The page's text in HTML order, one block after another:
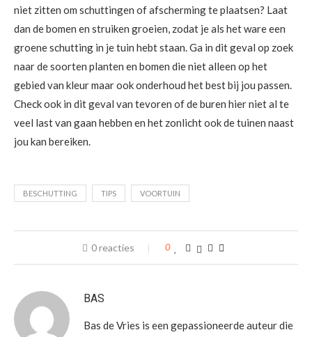
niet zitten om schuttingen of afscherming te plaatsen? Laat
dan de bomen en struiken groeien, zodat je als het ware een
groene schutting in je tuin hebt staan. Ga in dit geval op zoek
naar de soorten planten en bomen die niet alleen op het
gebied van kleur maar ook onderhoud het best bij jou passen.
Check ook in dit geval van tevoren of de buren hier niet al te
veel last van gaan hebben en het zonlicht ook de tuinen naast
jou kan bereiken.
BESCHUTTING TIPS VOORTUIN
0 reacties 0
BAS
Bas de Vries is een gepassioneerde auteur die